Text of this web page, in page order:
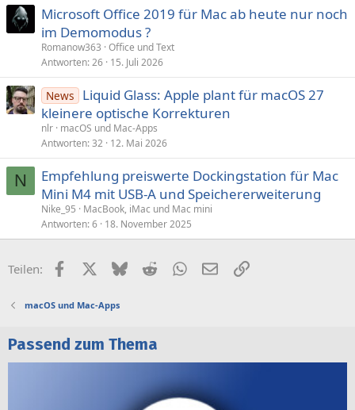
Microsoft Office 2019 für Mac ab heute nur noch
im Demomodus ?
Romanow363 Office und Text
Antworten 26 15. Juli 2026
News
Liquid Glass: Apple plant für macOS 27
kleinere optische Korrekturen
nlr macOS und Mac-Apps
Antworten 32 12. Mai 2026
N
Empfehlung preiswerte Dockingstation für Mac
Mini M4 mit USB-A und Speichererweiterung
Nike_95
MacBook, iMac und Mac mini
Antworten 6 18. November 2025
Teilen: FacebookX (Twitter)
BlueskyRedditWhatsApp
E-MailLink
macOS und Mac-Apps
Passend zum Thema